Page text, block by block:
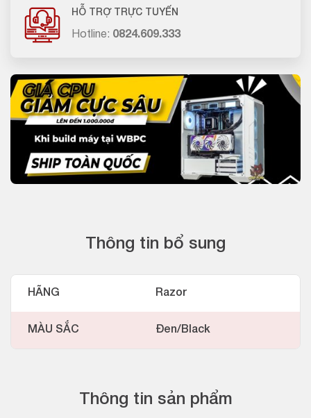
HỖ TRỢ TRỰC TUYẾN
Hotline: 0824.609.333
Thông tin sản phẩm
Thông tin bổ sung
HÃNG Razor
MÀU SẮC Đen/Black